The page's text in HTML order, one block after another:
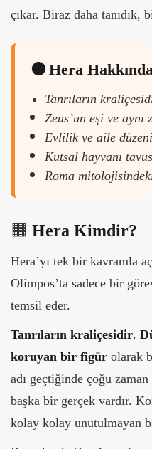
çıkar. Biraz daha tanıdık,
🟠 Hera Hakkında
Tanrıların
Zeus’un eşi ve aynı
Evlilik ve aile
Kutsal hayvanı
Roma
🟧 Hera Kimdir?
Hera’yı tek bir kavramla
Olimpos’ta sadece bir
temsil eder.
Tanrıların kraliçesidir.
koruyan bir figür olarak
adı geçtiğinde çoğu
başka bir gerçek vardır.
kolay kolay unutulmayan